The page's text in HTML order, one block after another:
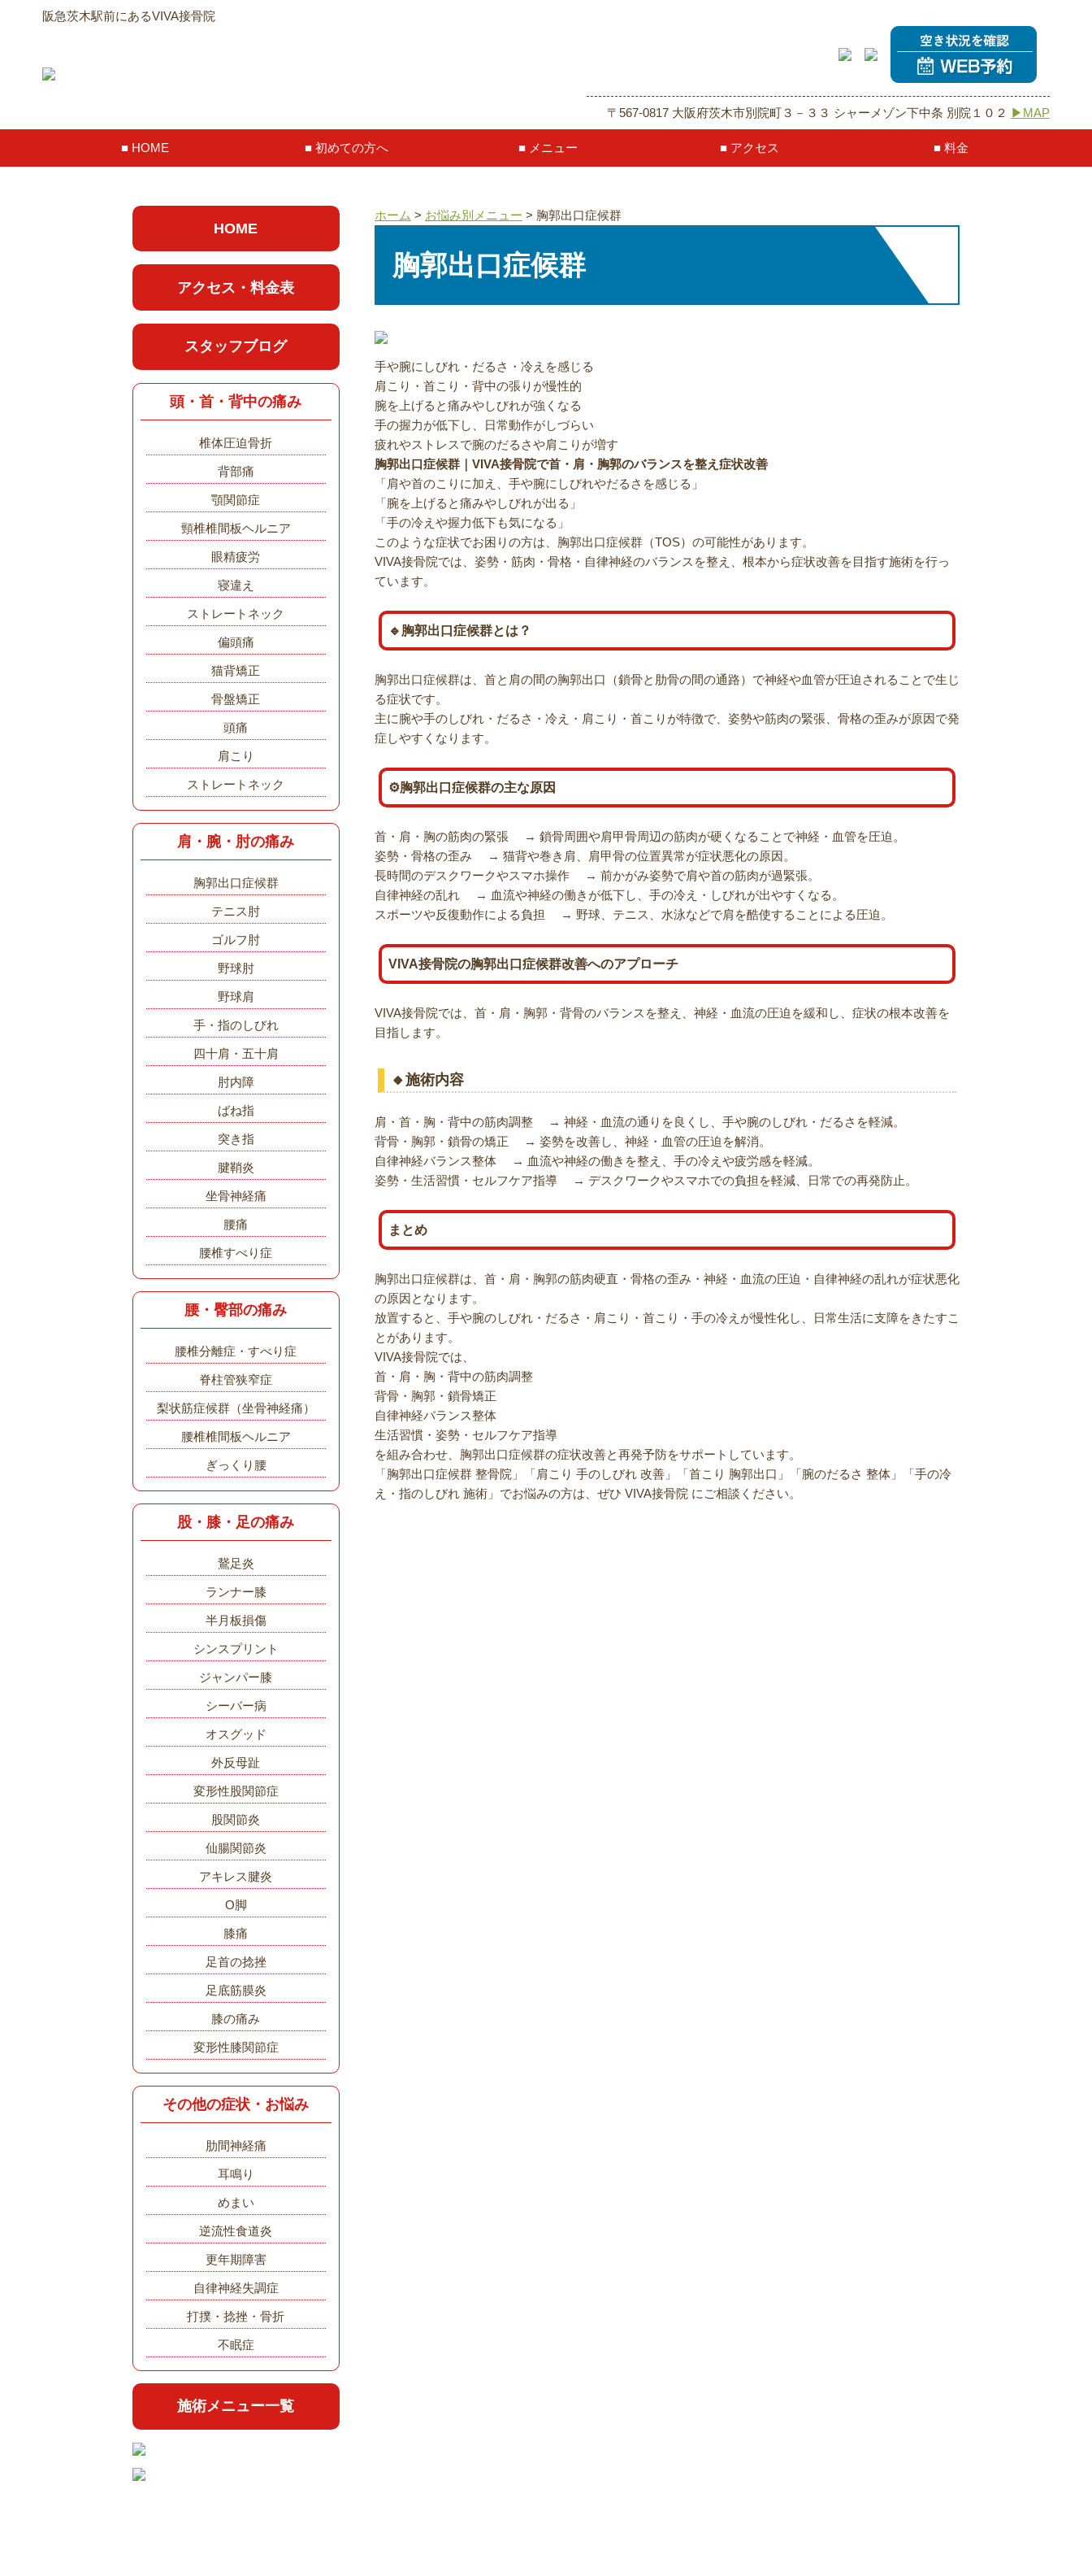
阪急茨木駅前にあるVIVA接骨院
〒567-0817 大阪府茨木市別院町３－３３ シャーメゾン下中条 別院１０２ ▶MAP
HOME 初めての方へ メニュー アクセス 料金
ホーム > お悩み別メニュー > 胸郭出口症候群
胸郭出口症候群
手や腕にしびれ・だるさ・冷えを感じる
肩こり・首こり・背中の張りが慢性的
腕を上げると痛みやしびれが強くなる
手の握力が低下し、日常動作がしづらい
疲れやストレスで腕のだるさや肩こりが増す
胸郭出口症候群｜VIVA接骨院で首・肩・胸郭のバランスを整え症状改善
「肩や首のこりに加え、手や腕にしびれやだるさを感じる」
「腕を上げると痛みやしびれが出る」
「手の冷えや握力低下も気になる」
このような症状でお困りの方は、胸郭出口症候群（TOS）の可能性があります。
VIVA接骨院では、姿勢・筋肉・骨格・自律神経のバランスを整え、根本から症状改善を目指す施術を行っ
ています。
🔹胸郭出口症候群とは？
胸郭出口症候群は、首と肩の間の胸郭出口（鎖骨と肋骨の間の通路）で神経や血管が圧迫されることで生じ
る症状です。
主に腕や手のしびれ・だるさ・冷え・肩こり・首こりが特徴で、姿勢や筋肉の緊張、骨格の歪みが原因で発
症しやすくなります。
⚙️胸郭出口症候群の主な原因
首・肩・胸の筋肉の緊張 → 鎖骨周囲や肩甲骨周辺の筋肉が硬くなることで神経・血管を圧迫。
姿勢・骨格の歪み → 猫背や巻き肩、肩甲骨の位置異常が症状悪化の原因。
長時間のデスクワークやスマホ操作 → 前かがみ姿勢で肩や首の筋肉が過緊張。
自律神経の乱れ → 血流や神経の働きが低下し、手の冷え・しびれが出やすくなる。
スポーツや反復動作による負担 → 野球、テニス、水泳などで肩を酷使することによる圧迫。
VIVA接骨院の胸郭出口症候群改善へのアプローチ
VIVA接骨院では、首・肩・胸郭・背骨のバランスを整え、神経・血流の圧迫を緩和し、症状の根本改善を
目指します。
🔸施術内容
肩・首・胸・背中の筋肉調整 → 神経・血流の通りを良くし、手や腕のしびれ・だるさを軽減。
背骨・胸郭・鎖骨の矯正 → 姿勢を改善し、神経・血管の圧迫を解消。
自律神経バランス整体 → 血流や神経の働きを整え、手の冷えや疲労感を軽減。
姿勢・生活習慣・セルフケア指導 → デスクワークやスマホでの負担を軽減、日常での再発防止。
まとめ
胸郭出口症候群は、首・肩・胸郭の筋肉硬直・骨格の歪み・神経・血流の圧迫・自律神経の乱れが症状悪化
の原因となります。
放置すると、手や腕のしびれ・だるさ・肩こり・首こり・手の冷えが慢性化し、日常生活に支障をきたすこ
とがあります。
VIVA接骨院では、
首・肩・胸・背中の筋肉調整
背骨・胸郭・鎖骨矯正
自律神経バランス整体
生活習慣・姿勢・セルフケア指導
を組み合わせ、胸郭出口症候群の症状改善と再発予防をサポートしています。
「胸郭出口症候群 整骨院」「肩こり 手のしびれ 改善」「首こり 胸郭出口」「腕のだるさ 整体」「手の冷
え・指のしびれ 施術」でお悩みの方は、ぜひ VIVA接骨院 にご相談ください。
HOME
アクセス・料金表
スタッフブログ
頭・首・背中の痛み
椎体圧迫骨折
背部痛
顎関節症
頸椎椎間板ヘルニア
眼精疲労
寝違え
ストレートネック
偏頭痛
猫背矯正
骨盤矯正
頭痛
肩こり
ストレートネック
肩・腕・肘の痛み
胸郭出口症候群
テニス肘
ゴルフ肘
野球肘
野球肩
手・指のしびれ
四十肩・五十肩
肘内障
ばね指
突き指
腱鞘炎
坐骨神経痛
腰痛
腰椎すべり症
腰・臀部の痛み
腰椎分離症・すべり症
脊柱管狭窄症
梨状筋症候群（坐骨神経痛）
腰椎椎間板ヘルニア
ぎっくり腰
股・膝・足の痛み
鵞足炎
ランナー膝
半月板損傷
シンスプリント
ジャンパー膝
シーバー病
オスグッド
外反母趾
変形性股関節症
股関節炎
仙腸関節炎
アキレス腱炎
O脚
膝痛
足首の捻挫
足底筋膜炎
膝の痛み
変形性膝関節症
その他の症状・お悩み
肋間神経痛
耳鳴り
めまい
逆流性食道炎
更年期障害
自律神経失調症
打撲・捻挫・骨折
不眠症
施術メニュー一覧